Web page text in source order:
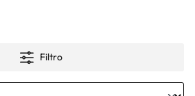
Filtro